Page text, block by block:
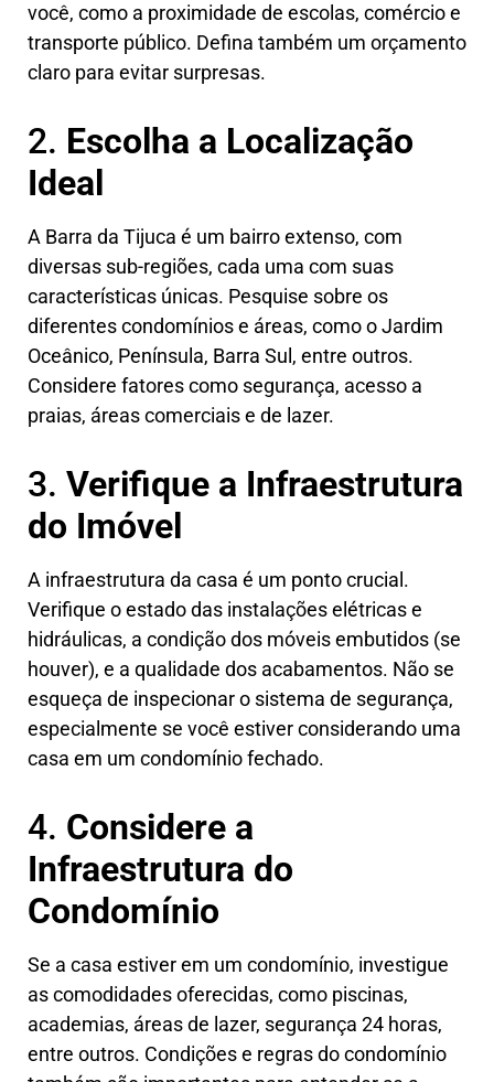
você, como a proximidade de escolas, comércio e
transporte público. Defina também um orçamento
claro para evitar surpresas.
2. Escolha a Localização
Ideal
A Barra da Tijuca é um bairro extenso, com
diversas sub-regiões, cada uma com suas
características únicas. Pesquise sobre os
diferentes condomínios e áreas, como o Jardim
Oceânico, Península, Barra Sul, entre outros.
Considere fatores como segurança, acesso a
praias, áreas comerciais e de lazer.
3. Verifique a Infraestrutura
do Imóvel
A infraestrutura da casa é um ponto crucial.
Verifique o estado das instalações elétricas e
hidráulicas, a condição dos móveis embutidos (se
houver), e a qualidade dos acabamentos. Não se
esqueça de inspecionar o sistema de segurança,
especialmente se você estiver considerando uma
casa em um condomínio fechado.
4. Considere a
Infraestrutura do
Condomínio
Se a casa estiver em um condomínio, investigue
as comodidades oferecidas, como piscinas,
academias, áreas de lazer, segurança 24 horas,
entre outros. Condições e regras do condomínio